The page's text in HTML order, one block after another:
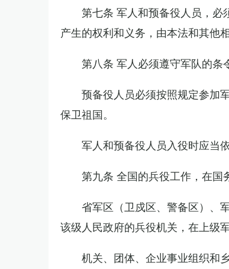
第七条 军人和预备役人员，必
产生的权利和义务，由本法和其他
第八条 军人必须遵守军队的条
预备役人员必须按照规定参加
保卫祖国。
军人和预备役人员入役时应当
第九条 全国的兵役工作，在国
省军区（卫戍区、警备区）、
该级人民政府的兵役机关，在上级
机关、团体、企业事业组织和